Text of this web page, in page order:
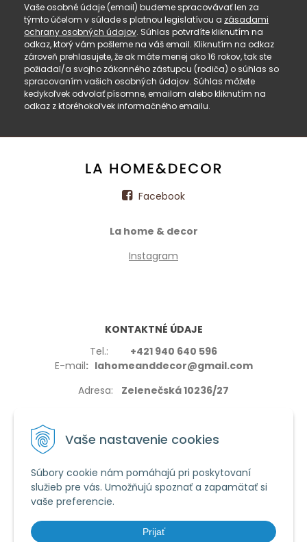
Vaše nastavenie cookies
Súbory cookie nám pomáhajú pri poskytovaní
služieb pre vás. Umožňujú spoznať a zapamätať si
vaše preferencie.
Prijať
Vaše osobné údaje (email) budeme spracovávať len za
týmto účelom v súlade s platnou legislatívou a zásadami
ochrany osobných údajov. Súhlas potvrdíte kliknutím na
odkaz, ktorý vám pošleme na váš email. Kliknutím na odkaz
zároveň prehlasujete, že ak máte menej ako 16 rokov, tak ste
požiadal/a svojho zákonného zástupcu (rodiča) o súhlas so
spracovaním vašich osobných údajov. Súhlas môžete
kedykoľvek odvolať písomne, emailom alebo kliknutím na
odkaz z ktoréhokoľvek informačného emailu.
Facebook
La home & decor
Instagram
KONTAKTNÉ ÚDAJE
Tel.: +421 940 640 596
E-mail: lahomeanddecor@gmail.com
Adresa: Zelenečská 10236/27
VŠETKO O NÁKUPE
Používanie cookies